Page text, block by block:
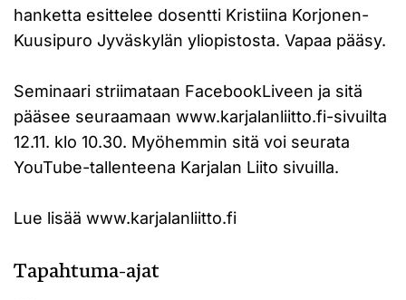
hanketta esittelee dosentti Kristiina Korjonen-
Kuusipuro Jyväskylän yliopistosta. Vapaa pääsy.
Seminaari striimataan FacebookLiveen ja sitä
pääsee seuraamaan www.karjalanliitto.fi-sivuilta
12.11. klo 10.30. Myöhemmin sitä voi seurata
YouTube-tallenteena Karjalan Liito sivuilla.
Lue lisää www.karjalanliitto.fi
Tapahtuma-ajat